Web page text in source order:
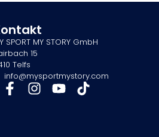
SPORT MY STORY GmbH
15
Telfs
info@mysportmystory.com